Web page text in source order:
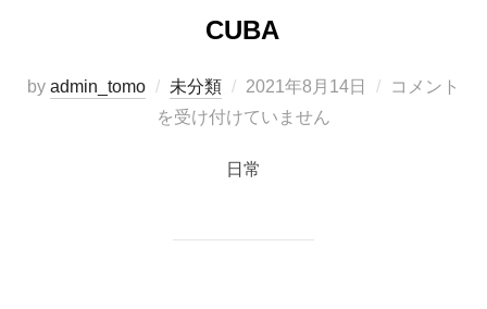
CUBA
by admin_tomo 未分類
投
稿
2021年8月14日
コメント
を受け付けていません
日常